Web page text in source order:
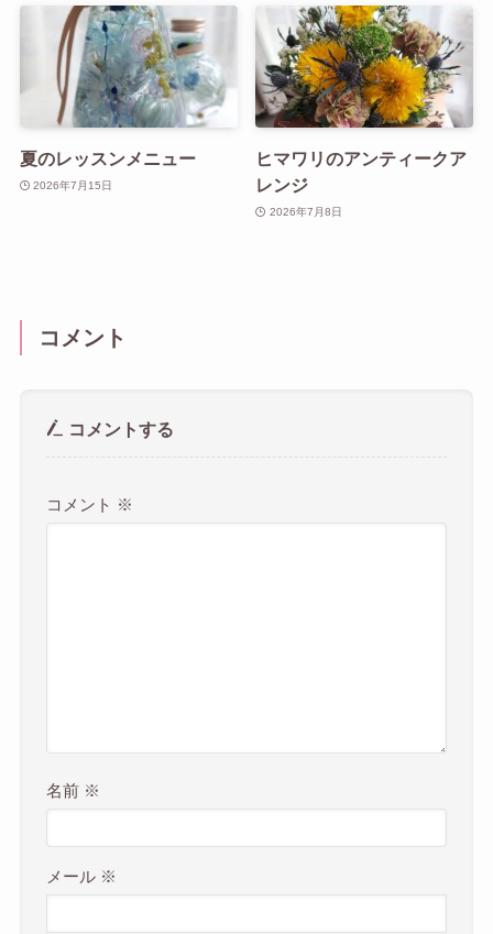
夏のレッスンメニュー
2026年7月15日
ヒマワリのアンティークア
レンジ
2026年7月8日
コメント
コメントする
コメント ※
名前 ※
メール ※